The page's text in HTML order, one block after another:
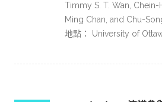
Timmy S. T. Wan, Chein-
Ming Chan, and Chu-
地點： University of